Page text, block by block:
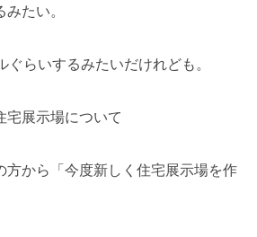
たい。
ぐらいするみたいだけれども。
宅展示場について
方から「今度新しく住宅展示場を作